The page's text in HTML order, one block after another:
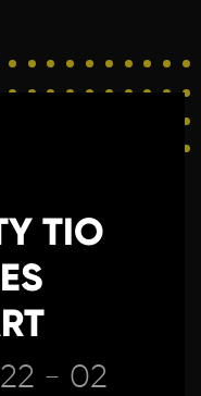
TIO
- 02